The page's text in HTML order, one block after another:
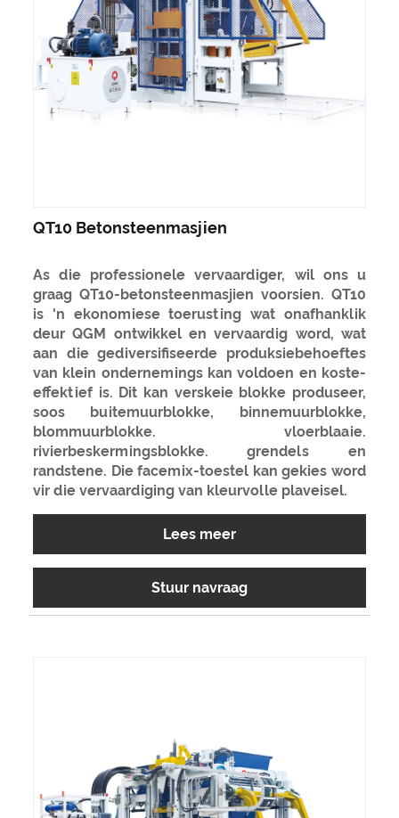
QT10 Betonsteenmasjien
As die professionele vervaardiger, wil ons u
graag QT10-betonsteenmasjien voorsien. QT10
is 'n ekonomiese toerusting wat onafhanklik
deur QGM ontwikkel en vervaardig word, wat
aan die gediversifiseerde produksiebehoeftes
van klein ondernemings kan voldoen en koste-
effektief is. Dit kan verskeie blokke produseer,
soos buitemuurblokke, binnemuurblokke,
blommuurblokke. vloerblaaie.
rivierbeskermingsblokke. grendels en
randstene. Die facemix-toestel kan gekies word
vir die vervaardiging van kleurvolle plaveisel.
Lees meer
Stuur navraag